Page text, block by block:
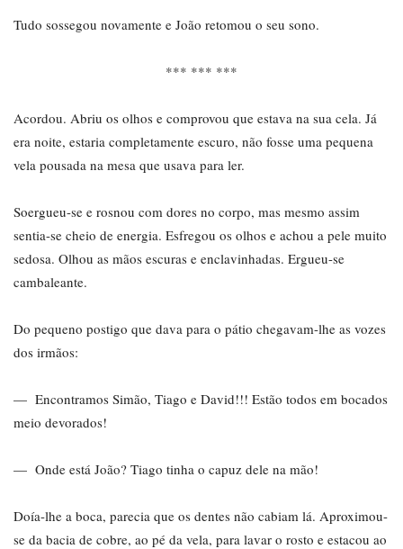
Tudo sossegou novamente e João retomou o seu sono.
*** *** ***
Acordou. Abriu os olhos e comprovou que estava na sua cela. Já
era noite, estaria completamente escuro, não fosse uma pequena
vela pousada na mesa que usava para ler.
Soergueu-se e rosnou com dores no corpo, mas mesmo assim
sentia-se cheio de energia. Esfregou os olhos e achou a pele muito
sedosa. Olhou as mãos escuras e enclavinhadas. Ergueu-se
cambaleante.
Do pequeno postigo que dava para o pátio chegavam-lhe as vozes
dos irmãos:
— Encontramos Simão, Tiago e David!!! Estão todos em bocados
meio devorados!
— Onde está João? Tiago tinha o capuz dele na mão!
Doía-lhe a boca, parecia que os dentes não cabiam lá. Aproximou-
se da bacia de cobre, ao pé da vela, para lavar o rosto e estacou ao